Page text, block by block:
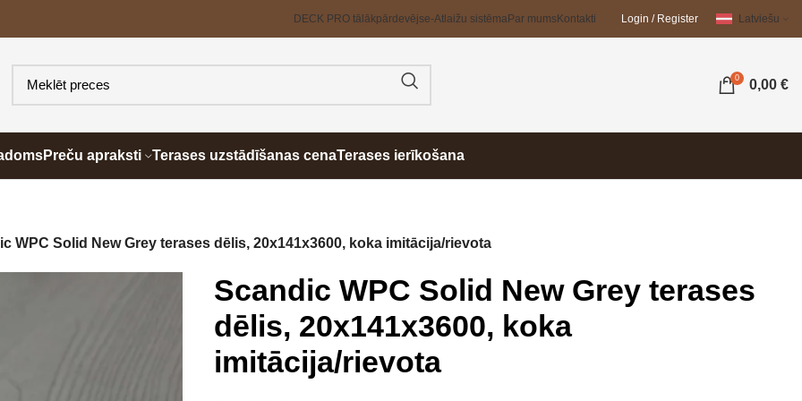
DECK PRO tālākpārdevējse-Atlaižu sistēmaPar mumsKontakti Login / Register Latviešu
0 0,00 €
Preču apraksti Terases uzstādīšanas cenaTerases ierīkošana
WPC Solid New Grey terases dēlis, 20x141x3600, koka imitācija/rievota
Scandic WPC Solid New Grey terases
dēlis, 20x141x3600, koka
imitācija/rievota